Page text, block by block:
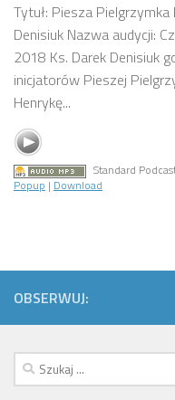
Tytuł: Piesza
Denisiuk Nazwa audycji:
2018 Ks. Darek Denisiuk
inicjatorów Pieszej
Henrykę...
Standard
Popup | Download
OBSERWUJ:
Szukaj: